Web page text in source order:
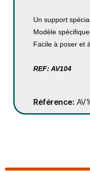
Un support
Modèle
Facile à poser et
REF: AV104
Référence